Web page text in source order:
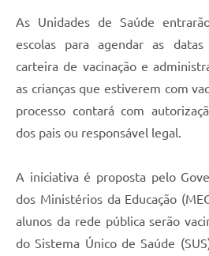
As Unidades de Saúde
escolas para agendar as
carteira de vacinação e
as crianças que estiverem com
processo contará com
dos pais ou responsável legal.
A iniciativa é proposta pelo
dos Ministérios da Educação
alunos da rede pública serão
do Sistema Único de Saúde